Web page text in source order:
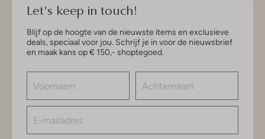
Let's keep in touch!
Blijf op de hoogte van de nieuwste items en exclusieve
deals, speciaal voor jou. Schrijf je in voor de nieuwsbrief
en maak kans op € 150,- shoptegoed.